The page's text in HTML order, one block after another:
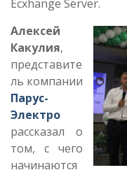
Ecxhange Server.
Алексей
Какулия,
представите
ль компании
Парус-
Электро
рассказал о
том, с чего
начинаются